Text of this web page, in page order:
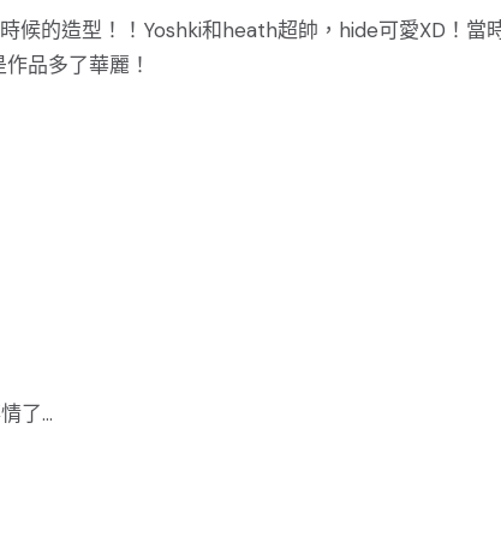
候的造型！！Yoshki和heath超帥，hide可愛XD！當
品多了華麗！
了...